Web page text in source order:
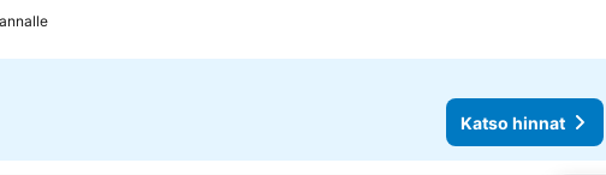
Katso hinnat